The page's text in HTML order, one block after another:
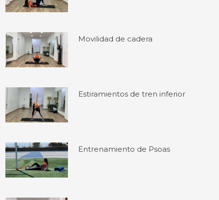
Movilidad de cadera
Estiramientos de tren inferior
Entrenamiento de Psoas